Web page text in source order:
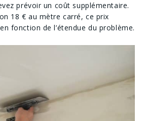
prévoir un coût supplémentaire.
18 € au mètre carré, ce prix
fonction de l’étendue du problème.